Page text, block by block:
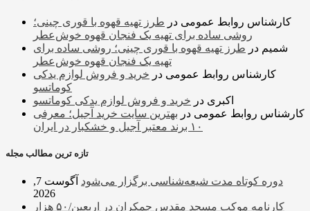
کارشناس روابط عمومی در طرز تهیه قهوه با قوری چینی؛
روشی ساده برای تهیه یک فنجان قهوه خوش‌عطر
شمیم در طرز تهیه قهوه با قوری چینی؛ روشی ساده برای
تهیه یک فنجان قهوه خوش‌عطر
کارشناس روابط عمومی در خرید و فروش لوازم یدکی
کوماتسو
اکبری در خرید و فروش لوازم یدکی کوماتسو
کارشناس روابط عمومی در بهترین سایت خرید آجیل؛ معرفی
۱۰ برند معتبر آجیل و خشکبار در ایران
تازه ترین مطالب مجله
دوره کوتاه مدت شیعه‌شناسی برگزار می‌شود
آگوست 7,
2026
کارنامه موکب مسجد مقدس جمکران در اربعین/۵۰ هزار